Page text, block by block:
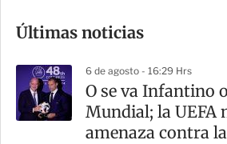
m
a
r
t
Últimas noticias
6 de agosto - 16:29 Hrs
O se va Infantino
Mundial; la UEFA
amenaza contra